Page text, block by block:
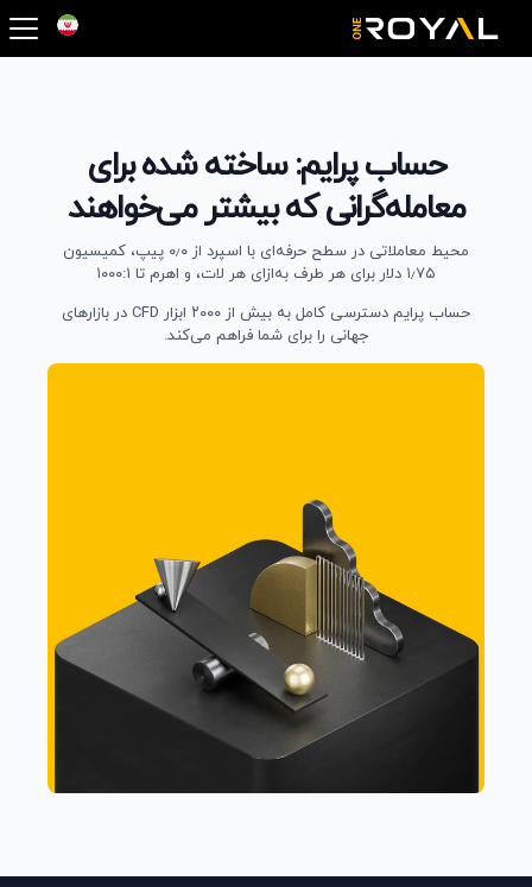
OneRoyal Home
حساب پرایم: ساخته شده برای
معامله‌گرانی که بیشتر می‌خواهند
محیط معاملاتی در سطح حرفه‌ای با اسپرد از ‎۰٫۰‎ پیپ، کمیسیون
‎۱٫۷۵‎ دلار برای هر طرف به‌ازای هر لات، و اهرم تا ‎۱۰۰۰:۱‎
حساب پرایم دسترسی کامل به بیش از ۲۰۰۰ ابزار CFD در بازارهای
جهانی را برای شما فراهم می‌کند.